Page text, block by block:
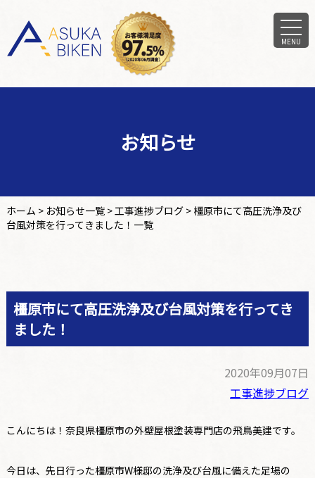
MENU
お知らせ
ホーム > お知らせ一覧> 工事進捗ブログ>橿原市にて高圧洗浄及び
台風対策を行ってきました！一覧
橿原市にて高圧洗浄及び台風対策を行ってき
ました！
2020年09月07日
工事進捗ブログ
こんにちは！奈良県橿原市の外壁屋根塗装専門店の飛鳥美建です。
今日は、先日行った橿原市W様邸の洗浄及び台風に備えた足場の